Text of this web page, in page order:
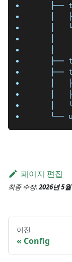
├──
│
│
│
│
├──
├──
│
│
│
└──
페이지 편집
최종 수정:2026년 5
이전
Config